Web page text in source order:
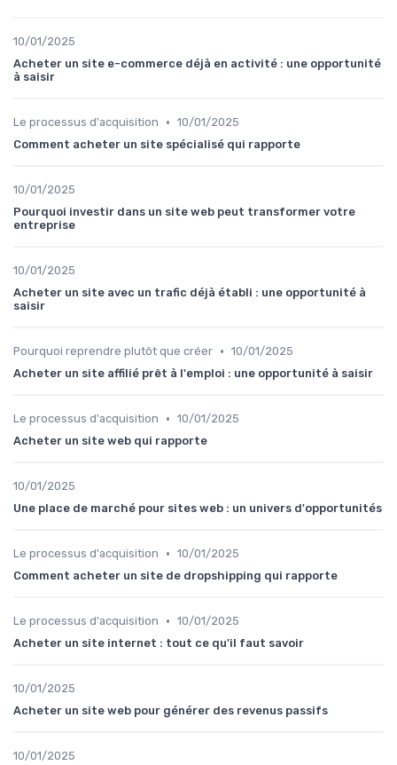
10/01/2025
Acheter un site e-commerce déjà en activité : une opportunité
à saisir
Le processus d'acquisition • 10/01/2025
Comment acheter un site spécialisé qui rapporte
10/01/2025
Pourquoi investir dans un site web peut transformer votre
entreprise
10/01/2025
Acheter un site avec un trafic déjà établi : une opportunité à
saisir
Pourquoi reprendre plutôt que créer • 10/01/2025
Acheter un site affilié prêt à l'emploi : une opportunité à saisir
Le processus d'acquisition • 10/01/2025
Acheter un site web qui rapporte
10/01/2025
Une place de marché pour sites web : un univers d'opportunités
Le processus d'acquisition • 10/01/2025
Comment acheter un site de dropshipping qui rapporte
Le processus d'acquisition • 10/01/2025
Acheter un site internet : tout ce qu'il faut savoir
10/01/2025
Acheter un site web pour générer des revenus passifs
10/01/2025